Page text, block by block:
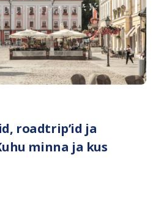
roadtrip’id ja
minna ja kus